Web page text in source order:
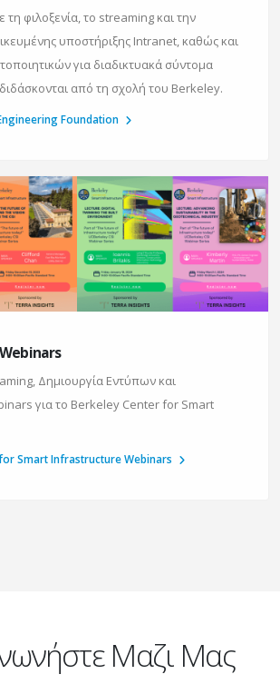
φιλοξενία, το streaming και την
υποστήριξης Intranet, καθώς και
για διαδικτυακά σύντομα
από τη σχολή του Berkeley.
Foundation
Δημιουργία Εντύπων και
για το Berkeley Center for Smart
Smart Infrastructure Webinars
Μαζι Μας